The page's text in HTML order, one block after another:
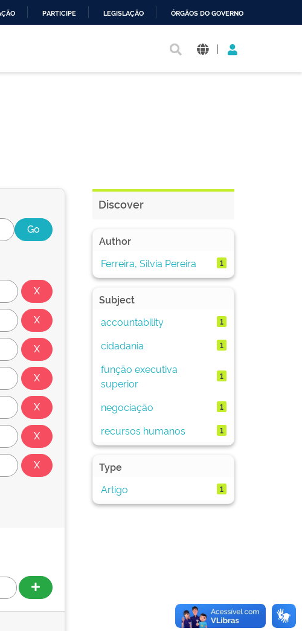
PARTICIPE LEGISLAÇÃO ÓRGÃOS DO GOVERNO
|
Discover
Author
Ferreira, Silvia Pereira
1
Subject
accountability
1
cidadania 1
função executiva
superior
1
negociação 1
recursos humanos 1
Type
Artigo
1